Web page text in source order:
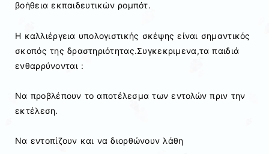
βοήθεια εκπαιδευτικών ρομπότ.
Η καλλιέργεια υπολογιστικής σκέψης είναι σημαντικός
σκοπός της δραστηριότητας.Συγκεκριμενα,τα παιδιά
ενθαρρύνονται :
Να προβλέπουν το αποτέλεσμα των εντολών πριν την
εκτέλεση.
Να εντοπίζουν και να διορθώνουν λάθη